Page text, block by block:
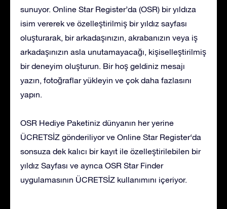
sunuyor. Online Star Register’da (OSR) bir yıldıza
isim vererek ve özelleştirilmiş bir yıldız sayfası
oluşturarak, bir arkadaşınızın, akrabanızın veya iş
arkadaşınızın asla unutamayacağı, kişiselleştirilmiş
bir deneyim oluşturun. Bir hoş geldiniz mesajı
yazın, fotoğraflar yükleyin ve çok daha fazlasını
yapın.
OSR Hediye Paketiniz dünyanın her yerine
ÜCRETSİZ gönderiliyor ve Online Star Register‘da
sonsuza dek kalıcı bir kayıt ile özelleştirilebilen bir
yıldız Sayfası ve ayrıca OSR Star Finder
uygulamasının ÜCRETSİZ kullanımını içeriyor.